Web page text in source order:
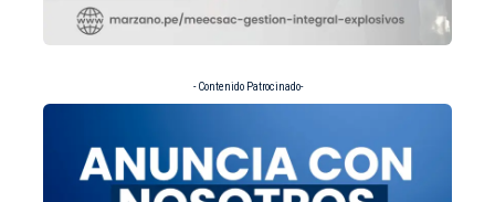
- Contenido Patrocinado-